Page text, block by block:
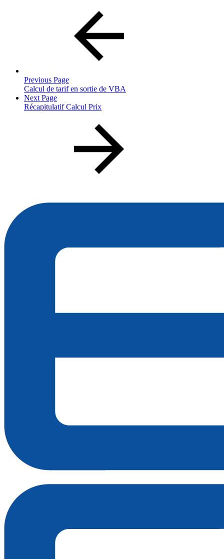
Previous Page
Calcul de tarif en sortie de VBA
Next Page
Récapitulatif Calcul Prix